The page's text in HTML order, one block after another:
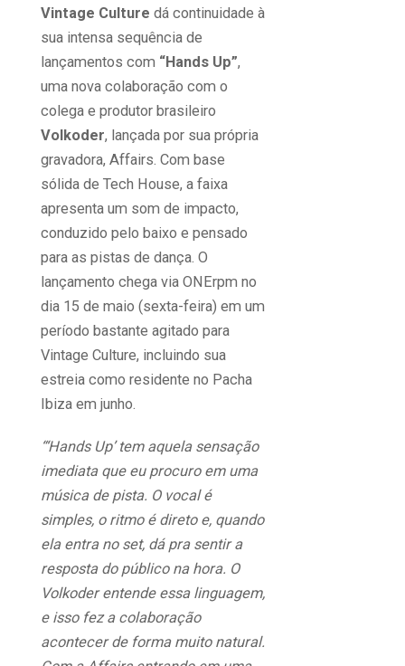
Vintage Culture dá continuidade à
sua intensa sequência de
lançamentos com “Hands Up”,
uma nova colaboração com o
colega e produtor brasileiro
Volkoder, lançada por sua própria
gravadora, Affairs. Com base
sólida de Tech House, a faixa
apresenta um som de impacto,
conduzido pelo baixo e pensado
para as pistas de dança. O
lançamento chega via ONErpm no
dia 15 de maio (sexta-feira) em um
período bastante agitado para
Vintage Culture, incluindo sua
estreia como residente no Pacha
Ibiza em junho.
“‘Hands Up’ tem aquela sensação
imediata que eu procuro em uma
música de pista. O vocal é
simples, o ritmo é direto e, quando
ela entra no set, dá pra sentir a
resposta do público na hora. O
Volkoder entende essa linguagem,
e isso fez a colaboração
acontecer de forma muito natural.